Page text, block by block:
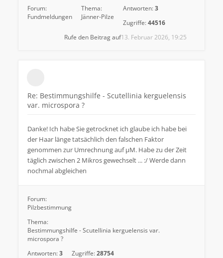
Forum:
Fundmeldungen
Thema:
Jänner-Pilze
Antworten:3
Zugriffe:44516
13. Februar 2026, 19:25
Rufe den Beitrag auf
Re: Bestimmungshilfe - Scutellinia kerguelensis
var. microspora ?
Danke! Ich habe Sie getrocknet ich glaube ich habe bei
der Haar länge tatsächlich den falschen Faktor
genommen zur Umrechnung auf µM. Habe zu der Zeit
täglich zwischen 2 Mikros gewechselt ... :/ Werde dann
nochmal abgleichen
Forum:
Pilzbestimmung
Thema:
Bestimmungshilfe - Scutellinia kerguelensis var.
microspora ?
Antworten:3 Zugriffe:28754